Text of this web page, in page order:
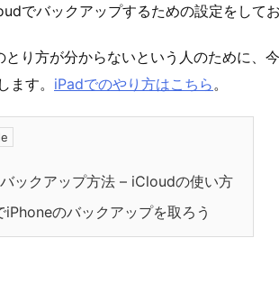
でバックアップするための設定をしてお
とり方が分からないという人のために、
す。 iPadでのやり方はこちら 。
ックアップ方法 – iCloudの使い方
のバックアップを取ろう